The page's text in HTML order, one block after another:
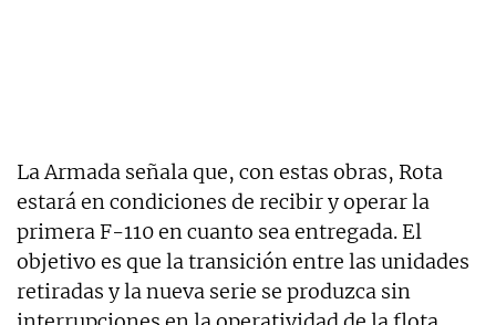
La Armada señala que, con estas obras, Rota
estará en condiciones de recibir y operar la
primera F-110 en cuanto sea entregada. El
objetivo es que la transición entre las unidades
retiradas y la nueva serie se produzca sin